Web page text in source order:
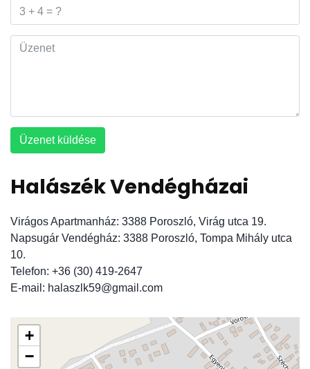
Üzenet küldése
Halászék Vendégházai
Virágos Apartmanház: 3388 Poroszló, Virág utca 19.
Napsugár Vendégház: 3388 Poroszló, Tompa Mihály utca
10.
Telefon: +36 (30) 419-2647
E-mail: halaszlk59@gmail.com
+
−